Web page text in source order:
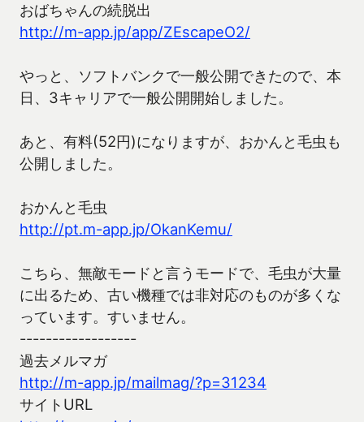
おばちゃんの続脱出
http://m-app.jp/app/ZEscapeO2/
やっと、ソフトバンクで一般公開できたので、本
日、3キャリアで一般公開開始しました。
あと、有料(52円)になりますが、おかんと毛虫も
公開しました。
おかんと毛虫
http://pt.m-app.jp/OkanKemu/
こちら、無敵モードと言うモードで、毛虫が大量
に出るため、古い機種では非対応のものが多くな
っています。すいません。
------------------
過去メルマガ
http://m-app.jp/mailmag/?p=31234
サイトURL